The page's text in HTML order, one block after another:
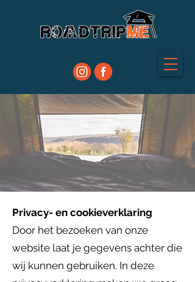
Privacy- en cookieverklaring
Door het bezoeken van onze
website laat je gegevens achter die
wij kunnen gebruiken. In deze